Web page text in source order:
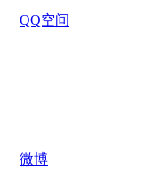
QQ空间
微博